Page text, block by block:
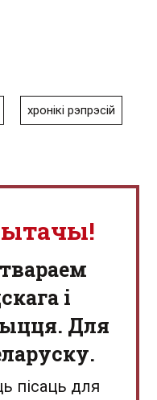
хронікі рэпрэсій
і
Для
пісаць для